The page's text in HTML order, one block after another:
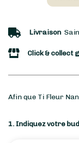
Livraison
Click & collect
Afin que Ti Fleur
1. Indiquez votre